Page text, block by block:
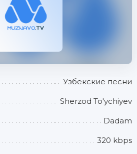
Узбекские песни
Sherzod To'ychiyev
Dadam
320 kbps